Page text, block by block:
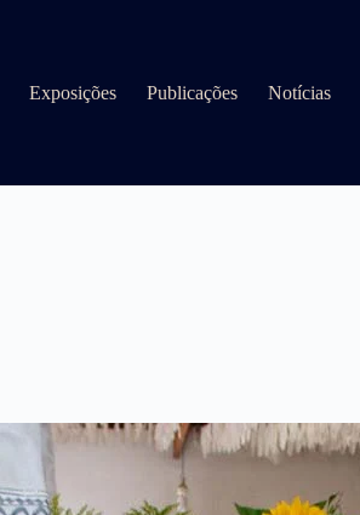
Exposições Publicações Notícias